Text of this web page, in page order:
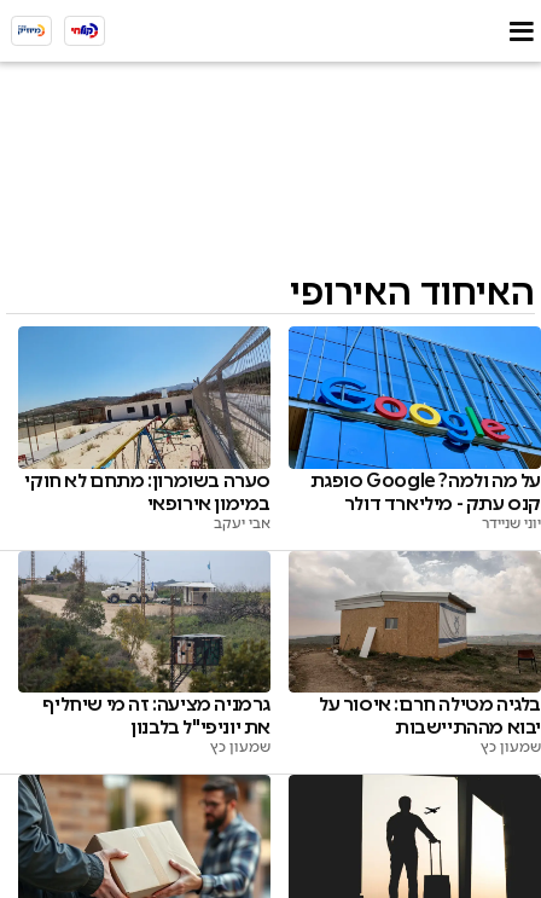
האיחוד האירופי
על מה ולמה? Google סופגת
קנס עתק - מיליארד דולר
יוני שניידר
סערה בשומרון: מתחם לא חוקי
במימון אירופאי
אבי יעקב
בלגיה מטילה חרם: איסור על
יבוא מההתיישבות
שמעון כץ
גרמניה מציעה: זה מי שיחליף
את יוניפי"ל בלבנון
שמעון כץ